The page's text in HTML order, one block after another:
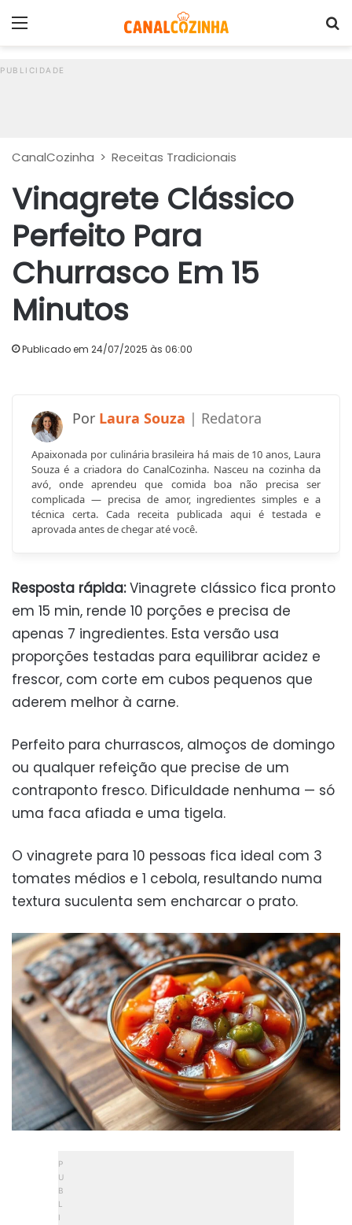
CanalCozinha > Receitas Tradicionais
Vinagrete Clássico
Perfeito Para
Churrasco Em 15
Minutos
Publicado em 24/07/2025 às 06:00
Laura Souza
Apaixonada por culinária brasileira há mais de 10 anos, Laura
Souza é a criadora do CanalCozinha. Nasceu na cozinha da
avó, onde aprendeu que comida boa não precisa ser
complicada — precisa de amor, ingredientes simples e a
técnica certa. Cada receita publicada aqui é testada e
aprovada antes de chegar até você.
Resposta rápida:Vinagrete clássico fica pronto
em 15 min, rende 10 porções e precisa de
apenas 7 ingredientes. Esta versão usa
proporções testadas para equilibrar acidez e
frescor, com corte em cubos pequenos que
aderem melhor à carne.
Perfeito para churrascos, almoços de domingo
ou qualquer refeição que precise de um
contraponto fresco. Dificuldade nenhuma — só
uma faca afiada e uma tigela.
O vinagrete para 10 pessoas fica ideal com 3
tomates médios e 1 cebola, resultando numa
textura suculenta sem encharcar o prato.